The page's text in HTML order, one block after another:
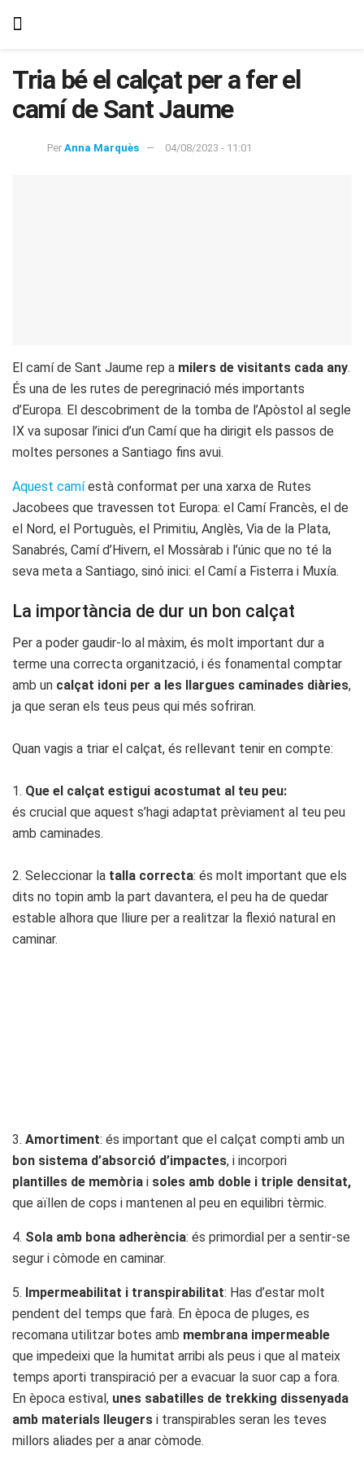
Tria bé el calçat per a fer el
camí de Sant Jaume
Per Anna Marquès 04/08/2023 - 11:01
El camí de Sant Jaume rep a milers de visitants cada any.
És una de les rutes de peregrinació més importants
d’Europa. El descobriment de la tomba de l’Apòstol al segle
IX va suposar l’inici d’un Camí que ha dirigit els passos de
moltes persones a Santiago fins avui.
Aquest camíestà conformat per una xarxa de Rutes
Jacobees que travessen tot Europa: el Camí Francès, el de
el Nord, el Portuguès, el Primitiu, Anglès, Via de la Plata,
Sanabrés, Camí d’Hivern, el Mossàrab i l’únic que no té la
seva meta a Santiago, sinó inici: el Camí a Fisterra i Muxía.
La importància de dur un bon calçat
Per a poder gaudir-lo al màxim, és molt important dur a
terme una correcta organització, i és fonamental comptar
amb un calçat idoni per a les llargues caminades diàries,
ja que seran els teus peus qui més sofriran.
Quan vagis a triar el calçat, és rellevant tenir en compte:
1. Que el calçat estigui acostumat al teu peu:
és crucial que aquest s’hagi adaptat prèviament al teu peu
amb caminades.
2. Seleccionar la talla correcta: és molt important que els
dits no topin amb la part davantera, el peu ha de quedar
estable alhora que lliure per a realitzar la flexió natural en
caminar.
3. Amortiment: és important que el calçat compti amb un
bon sistema d’absorció d’impactes, i incorpori
plantilles de memòria i soles amb doble i triple densitat,
que aïllen de cops i mantenen al peu en equilibri tèrmic.
4. Sola amb bona adherència: és primordial per a sentir-se
segur i còmode en caminar.
5. Impermeabilitat i transpirabilitat: Has d’estar molt
pendent del temps que farà. En època de pluges, es
recomana utilitzar botes amb membrana impermeable
que impedeixi que la humitat arribi als peus i que al mateix
temps aporti transpiració per a evacuar la suor cap a fora.
En època estival, unes sabatilles de trekking dissenyada
amb materials lleugers i transpirables seran les teves
millors aliades per a anar còmode.